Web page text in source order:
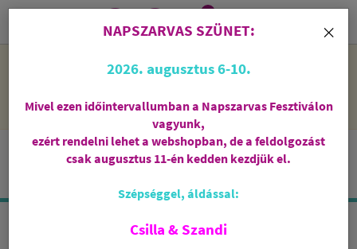
NAPSZARVAS SZÜNET: 2026. augusztus 6-10 - rendelni lehet
feldolgozni őket.
i
0
ÖNMAGAD FORRÁSA
×
NAPSZARVAS SZÜNET:
2026. augusztus 6-10.
Mivel ezen időintervallumban a Napszarvas Fesztiválon
vagyunk,
ezért rendelni lehet a webshopban, de a feldolgozást
csak augusztus 11-én kedden kezdjük el.
Szépséggel, áldással:
Csilla & Szandi